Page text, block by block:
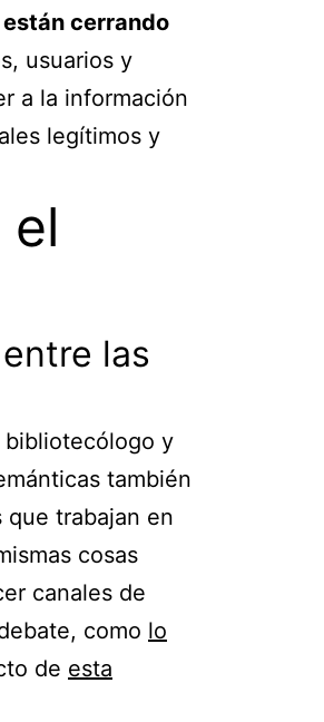
cerrando
usuarios y
a la información
legítimos y
las
bibliotecólogo y
también
que trabajan en
cosas
canales de
como lo
de esta